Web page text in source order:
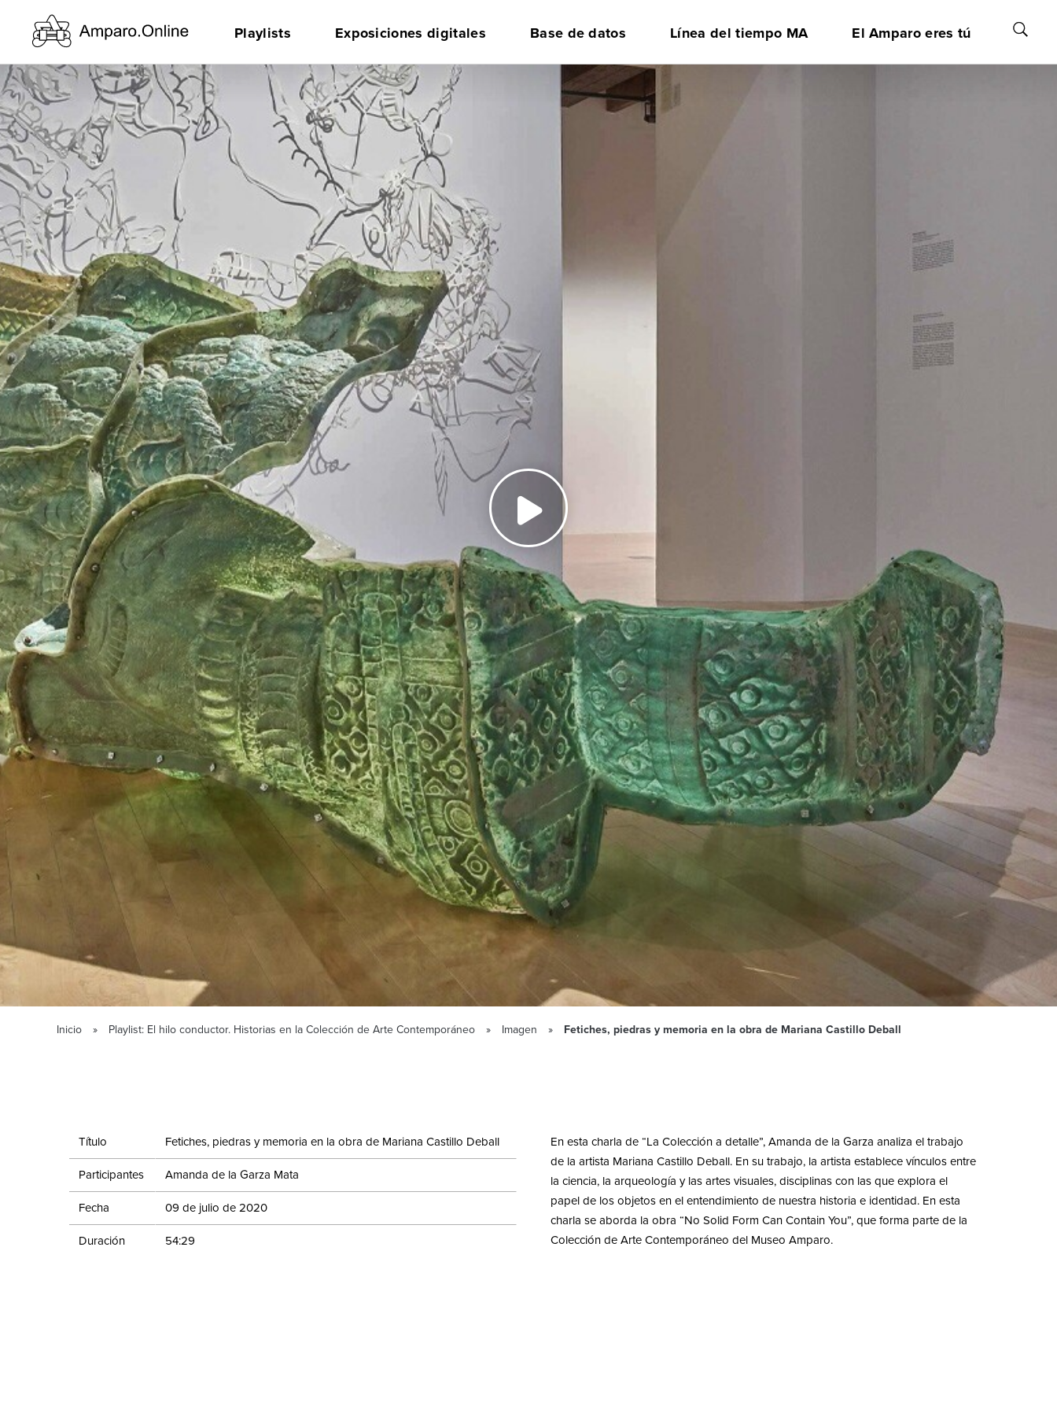
Playlists Exposiciones digitales Base de datos Línea del tiempo MA El Amparo eres tú
Inicio Playlist: El hilo conductor. Historias en la Colección de Arte Contemporáneo Imagen Fetiches, piedras y memoria en la obra de Mariana Castillo Deball
Título Fetiches, piedras y memoria en la obra de Mariana Castillo Deball
Participantes Amanda de la Garza Mata
Fecha 09 de julio de 2020
Duración 54:29
En esta charla de “La Colección a detalle”, Amanda de la Garza analiza el trabajo
de la artista Mariana Castillo Deball. En su trabajo, la artista establece vínculos entre
la ciencia, la arqueología y las artes visuales, disciplinas con las que explora el
papel de los objetos en el entendimiento de nuestra historia e identidad. En esta
charla se aborda la obra “No Solid Form Can Contain You”, que forma parte de la
Colección de Arte Contemporáneo del Museo Amparo.